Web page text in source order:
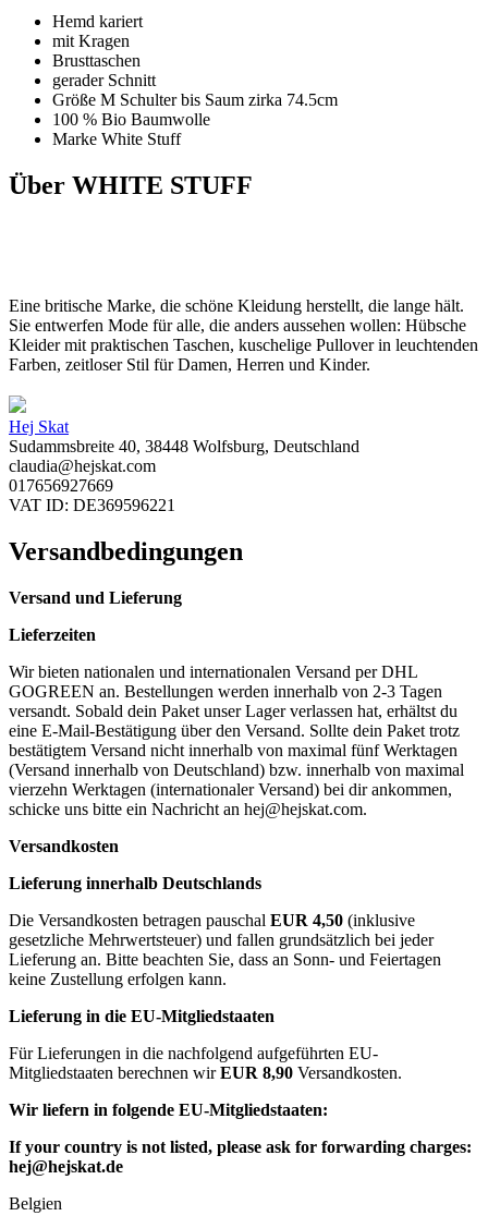
Hemd kariert
mit Kragen
Brusttaschen
gerader Schnitt
Größe M Schulter bis Saum zirka 74.5cm
100 % Bio Baumwolle
Marke White Stuff
Über WHITE STUFF
Eine britische Marke, die schöne Kleidung herstellt, die lange hält.
Sie entwerfen Mode für alle, die anders aussehen wollen: Hübsche
Kleider mit praktischen Taschen, kuschelige Pullover in leuchtenden
Farben, zeitloser Stil für Damen, Herren und Kinder.
Hej Skat
Sudammsbreite 40, 38448 Wolfsburg, Deutschland
claudia@hejskat.com
017656927669
VAT ID: DE369596221
Versandbedingungen
Versand und Lieferung
Lieferzeiten
Wir bieten nationalen und internationalen Versand per DHL
GOGREEN an. Bestellungen werden innerhalb von 2-3 Tagen
versandt. Sobald dein Paket unser Lager verlassen hat, erhältst du
eine E-Mail-Bestätigung über den Versand. Sollte dein Paket trotz
bestätigtem Versand nicht innerhalb von maximal fünf Werktagen
(Versand innerhalb von Deutschland) bzw. innerhalb von maximal
vierzehn Werktagen (internationaler Versand) bei dir ankommen,
schicke uns bitte ein Nachricht an hej@hejskat.com.
Versandkosten
Lieferung innerhalb Deutschlands
Die Versandkosten betragen pauschal EUR 4,50 (inklusive
gesetzliche Mehrwertsteuer) und fallen grundsätzlich bei jeder
Lieferung an. Bitte beachten Sie, dass an Sonn- und Feiertagen
keine Zustellung erfolgen kann.
Lieferung in die EU-Mitgliedstaaten
Für Lieferungen in die nachfolgend aufgeführten EU-
Mitgliedstaaten berechnen wirEUR 8,90 Versandkosten.
Wir liefern in folgende EU-Mitgliedstaaten:
If your country is not listed, please ask for forwarding charges:
hej@hejskat.de
Belgien